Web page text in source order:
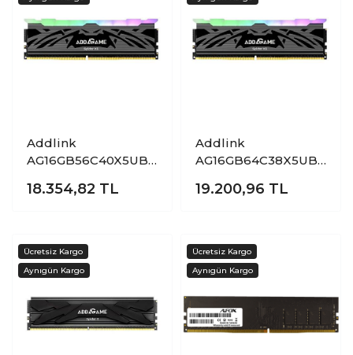
Addlink
AG16GB56C40X5UB
5600Mhz CL40 RGB
18.354,82 TL
Addlink
AG16GB64C38X5UB
6400MHz CL36 RGB
19.200,96 TL